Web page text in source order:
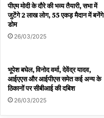
पीएम मोदी के दौरे की भव्य तैयारी, सभा में
जुटेंगे 2 लाख लोग, 55 एकड़ मैदान में बनेंगे
डोम
26/03/2025
भूपेश बघेल, विनोद वर्मा, देवेंद्र यादव,
आईएएस और आईपीएस समेत कई अन्य के
ठिकानों पर सीबीआई की दबिश
26/03/2025